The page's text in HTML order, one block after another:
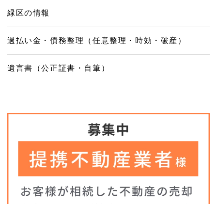
緑区の情報
過払い金・債務整理（任意整理・時効・破産）
遺言書（公正証書・自筆）